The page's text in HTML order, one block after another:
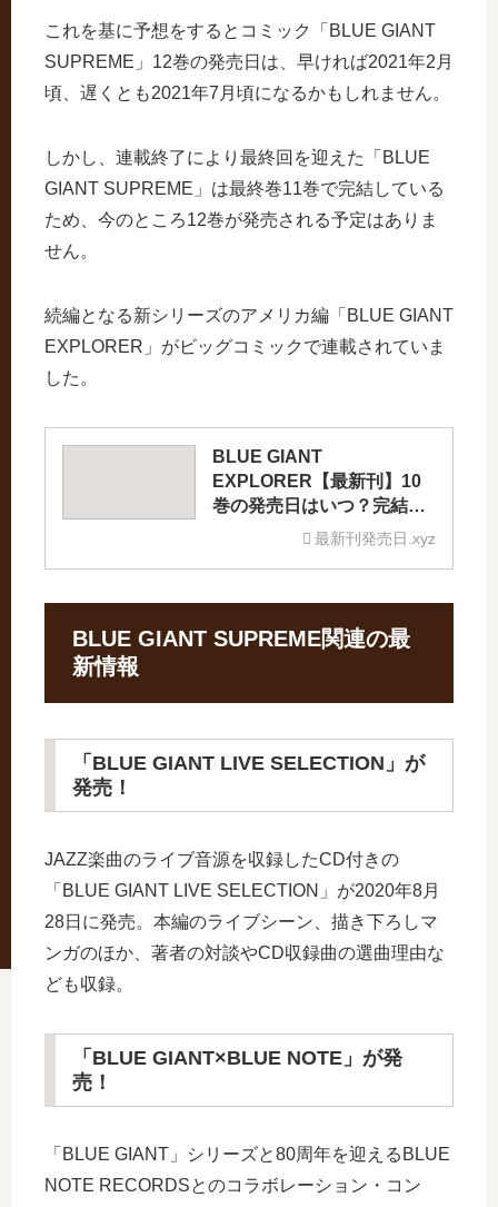
これを基に予想をするとコミック「BLUE GIANT
SUPREME」12巻の発売日は、早ければ2021年2月
頃、遅くとも2021年7月頃になるかもしれません。
しかし、連載終了により最終回を迎えた「BLUE
GIANT SUPREME」は最終巻11巻で完結している
ため、今のところ12巻が発売される予定はありま
せん。
続編となる新シリーズのアメリカ編「BLUE GIANT
EXPLORER」がビッグコミックで連載されていま
した。
BLUE GIANT
EXPLORER【最新刊】10
巻の発売日はいつ？完結し
た？続編の予定は？最新刊発売日.xyz
BLUE GIANT SUPREME関連の最
新情報
「BLUE GIANT LIVE SELECTION」が
発売！
JAZZ楽曲のライブ音源を収録したCD付きの
「BLUE GIANT LIVE SELECTION」が2020年8月
28日に発売。本編のライブシーン、描き下ろしマ
ンガのほか、著者の対談やCD収録曲の選曲理由な
ども収録。
「BLUE GIANT×BLUE NOTE」が発
売！
「BLUE GIANT」シリーズと80周年を迎えるBLUE
NOTE RECORDSとのコラボレーション・コン